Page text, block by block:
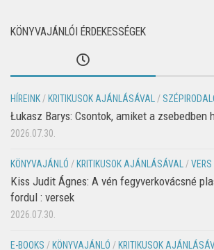
KÖNYVAJÁNLÓI ÉRDEKESSÉGEK
HÍREINK / KRITIKUSOK AJÁNLÁSÁVAL /
Łukasz Barys: Csontok, amiket a zsebedben
2026.07.30.
KÖNYVAJÁNLÓ / KRITIKUSOK AJÁNLÁSÁVAL /VERS
Kiss Judit Ágnes: A vén fegyverkovácsné
fordul : versek
2026.07.30.
E-BOOKS / KÖNYVAJÁNLÓ / KRITIKUSOK